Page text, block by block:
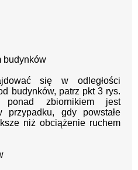
budynków
się w odległości
budynków, patrz pkt 3 rys.
ponad zbiornikiem jest
przypadku, gdy powstałe
niż obciążenie ruchem